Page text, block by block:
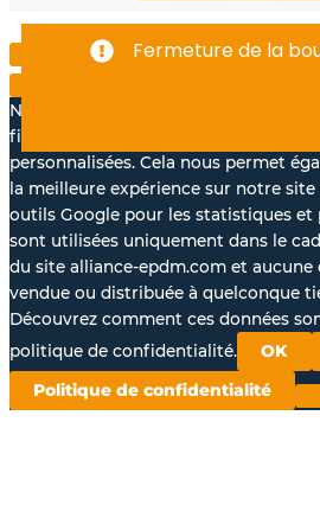
-
Fermeture de la
Nous aimerions avec votre accord,
fins statistiques et pour vous
personnalisées. Cela nous permet
la meilleure expérience sur notre
outils Google pour les statistiques et
sont utilisées uniquement dans le
du site alliance-epdm.com et aucune
vendue ou distribuée à quelconque
Découvrez comment ces données
politique de confidentialité.
OK
Politique de confidentialité